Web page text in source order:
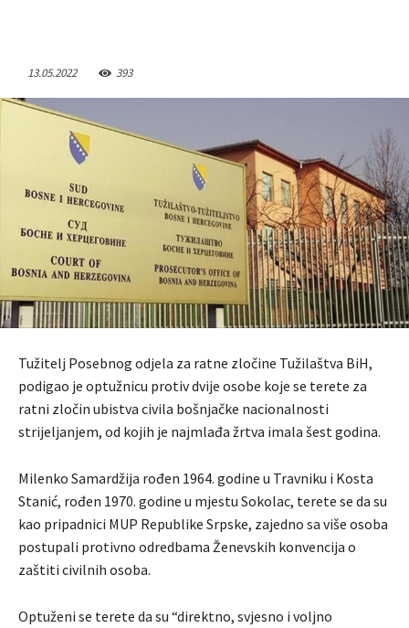
13.05.2022 393
Tužitelj Posebnog odjela za ratne zločine Tužilaštva BiH,
podigao je optužnicu protiv dvije osobe koje se terete za
ratni zločin ubistva civila bošnjačke nacionalnosti
strijeljanjem, od kojih je najmlađa žrtva imala šest godina.
Milenko Samardžija rođen 1964. godine u Travniku i Kosta
Stanić, rođen 1970. godine u mjestu Sokolac, terete se da su
kao pripadnici MUP Republike Srpske, zajedno sa više osoba
postupali protivno odredbama Ženevskih konvencija o
zaštiti civilnih osoba.
Optuženi se terete da su “direktno, svjesno i voljno